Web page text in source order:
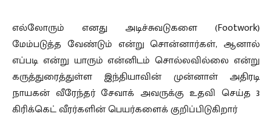
எல்லோரும் எனது அடிச்சுவடுகளை (Footwork)
மேம்படுத்த வேண்டும் என்று சொன்னார்கள், ஆனால்
எப்படி என்று யாரும் என்னிடம் சொல்லவில்லை என்று
கருத்துரைத்துள்ள இந்தியாவின் முன்னாள் அதிரடி
நாயகன் வீரேந்தர் சேவாக் அவருக்கு உதவி செய்த 3
கிரிக்கெட் வீரர்களின் பெயர்களைக் குறிப்பிடுகிறார்